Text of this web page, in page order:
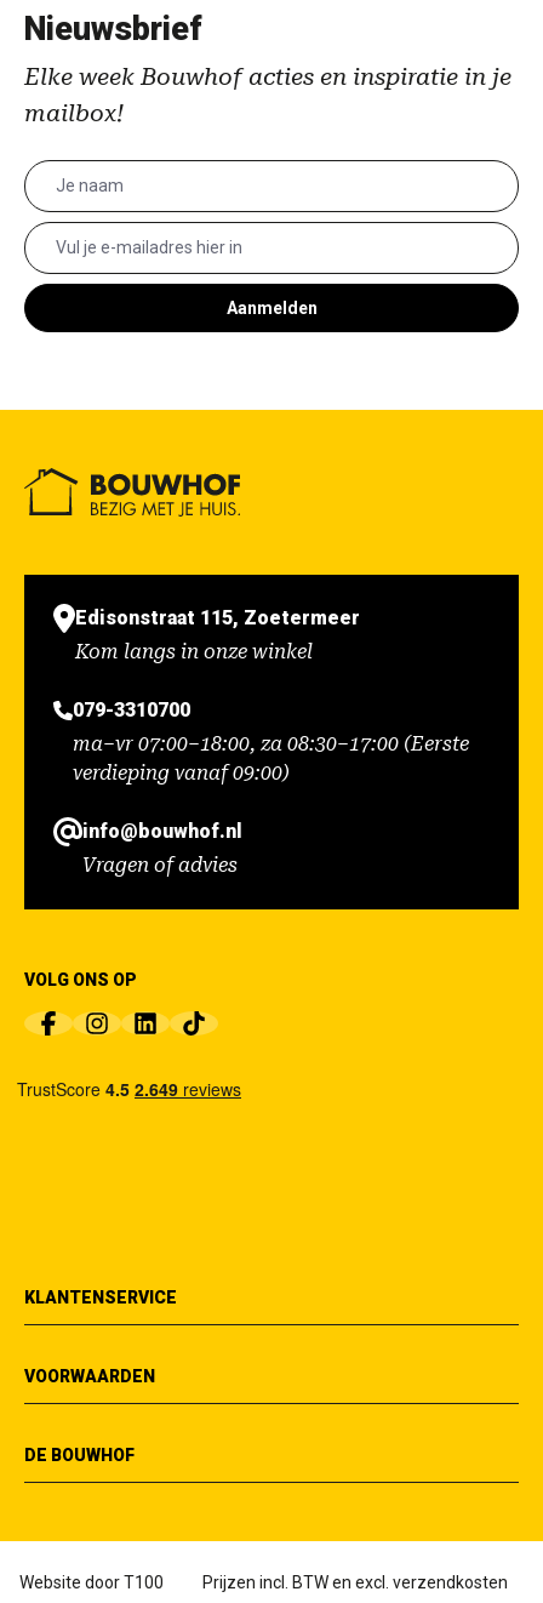
Nieuwsbrief
Elke week Bouwhof acties en inspiratie in je
mailbox!
Aanmelden
Edisonstraat 115, Zoetermeer
Kom langs in onze winkel
079-3310700
ma–vr 07:00–18:00, za 08:30–17:00 (Eerste
verdieping vanaf 09:00)
info@bouwhof.nl
Vragen of advies
VOLG ONS OP
KLANTENSERVICE
VOORWAARDEN
DE BOUWHOF
Website doorT100 Prijzen incl. BTW en excl. verzendkosten